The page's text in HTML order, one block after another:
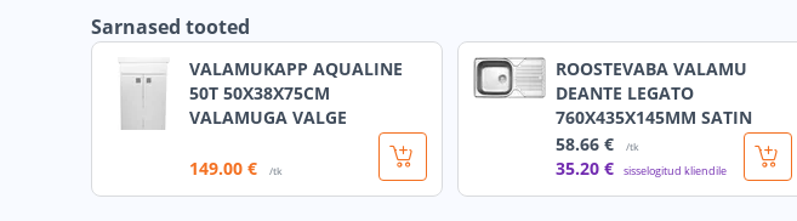
Sarnased tooted
VALAMUKAPP AQUALINE
50T 50X38X75CM
VALAMUGA VALGE
149.00 € /tk
ROOSTEVABA VALAMU
DEANTE LEGATO
760X435X145MM SATIN
58.66 € /tk
35.20 € sisselogitud kliendile